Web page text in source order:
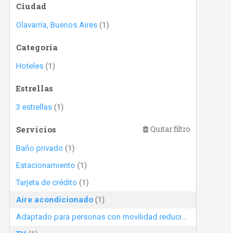
Ciudad
Olavarría, Buenos Aires (1)
Categoría
Hoteles (1)
Estrellas
3 estrellas (1)
Servicios Quitar filtro
Baño privado (1)
Estacionamiento (1)
Tarjeta de crédito (1)
Aire acondicionado (1)
Adaptado para personas con movilidad reducida